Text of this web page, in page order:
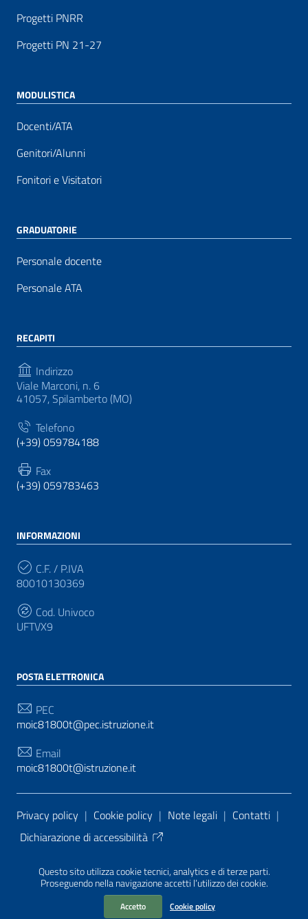
Questo sito utilizza cookie tecnici, analytics e di terze parti.
Proseguendo nella navigazione accetti l’utilizzo dei cookie.
Accetto Cookie policy
Progetti PNRR
Progetti PN 21-27
MODULISTICA
Docenti/ATA
Genitori/Alunni
Fonitori e Visitatori
GRADUATORIE
Personale docente
Personale ATA
RECAPITI
Indirizzo
Viale Marconi, n. 6
41057, Spilamberto (MO)
Telefono
(+39) 059784188
Fax
(+39) 059783463
INFORMAZIONI
C.F. / P.IVA
80010130369
Cod. Univoco
UFTVX9
POSTA ELETTRONICA
PEC
moic81800t@pec.istruzione.it
Email
moic81800t@istruzione.it
Sezione Link Utili
Privacy policy | Cookie policy | Note legali | Contatti |
Dichiarazione di accessibilità
PA di AgID
| Realizzato con WordPress
da